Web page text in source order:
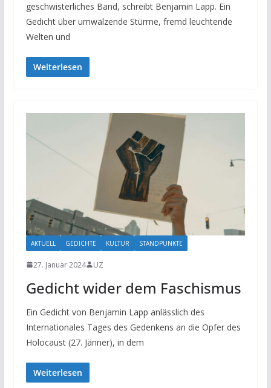
geschwisterliches Band, schreibt Benjamin Lapp. Ein
Gedicht über umwälzende Stürme, fremd leuchtende
Welten und
Weiterlesen
AKTUELL GEDICHTE KULTUR STANDPUNKTE
27. Januar 2024 UZ
Gedicht wider dem Faschismus
Ein Gedicht von Benjamin Lapp anlässlich des
Internationales Tages des Gedenkens an die Opfer des
Holocaust (27. Jänner), in dem
Weiterlesen